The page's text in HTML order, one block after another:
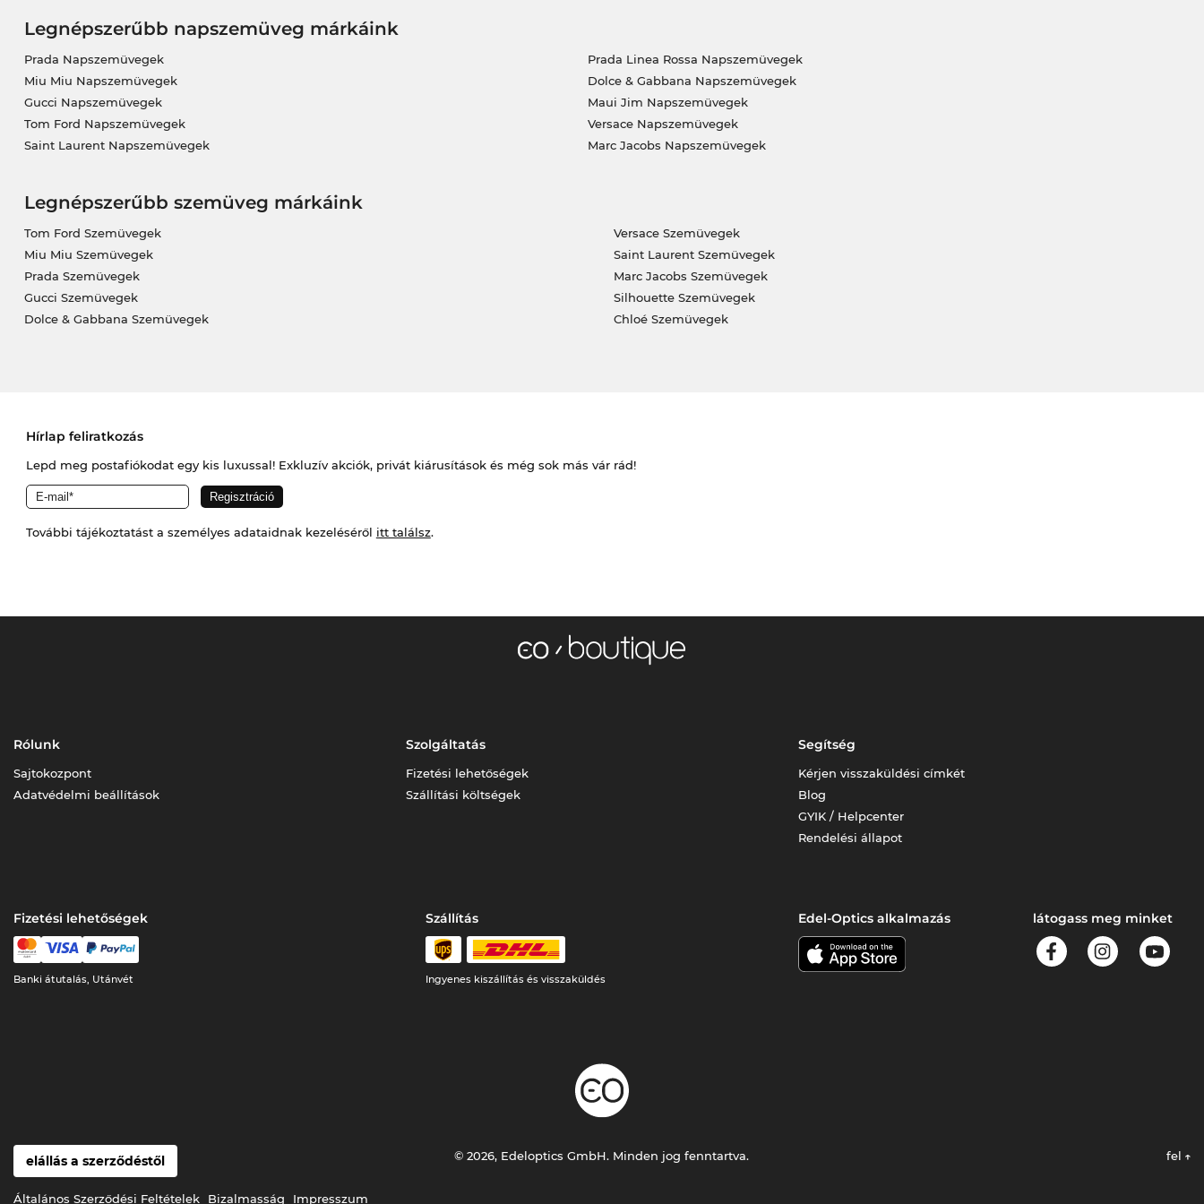
Legnépszerűbb napszemüveg márkáink
Prada Napszemüvegek
Miu Miu Napszemüvegek
Gucci Napszemüvegek
Tom Ford Napszemüvegek
Saint Laurent Napszemüvegek
Prada Linea Rossa Napszemüvegek
Dolce & Gabbana Napszemüvegek
Maui Jim Napszemüvegek
Versace Napszemüvegek
Marc Jacobs Napszemüvegek
Legnépszerűbb szemüveg márkáink
Tom Ford Szemüvegek
Miu Miu Szemüvegek
Prada Szemüvegek
Gucci Szemüvegek
Dolce & Gabbana Szemüvegek
Versace Szemüvegek
Saint Laurent Szemüvegek
Marc Jacobs Szemüvegek
Silhouette Szemüvegek
Chloé Szemüvegek
Hírlap feliratkozás
Lepd meg postafiókodat egy kis luxussal! Exkluzív akciók, privát kiárusítások és még sok más vár rád!
További tájékoztatást a személyes adataidnak kezeléséről itt találsz.
Rólunk
Sajtokozpont
Adatvédelmi beállítások
Szolgáltatás
Fizetési lehetőségek
Szállítási költségek
Segítség
Kérjen visszaküldési címkét
Blog
GYIK / Helpcenter
Rendelési állapot
Fizetési lehetőségek
Banki átutalás, Utánvét
Szállítás
Ingyenes kiszállítás és visszaküldés
Edel-Optics alkalmazás látogass meg minket
elállás a szerződéstől
Általános Szerződési Feltételek Bizalmasság Impresszum
© 2026, Edeloptics GmbH. Minden jog fenntartva. fel